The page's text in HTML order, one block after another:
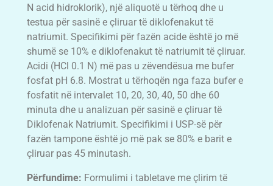
N acid hidroklorik), një aliquotë u tërhoq dhe u
testua për sasinë e çliruar të diklofenakut të
natriumit. Specifikimi për fazën acide është jo më
shumë se 10% e diklofenakut të natriumit të çliruar.
Acidi (HCl 0.1 N) më pas u zëvendësua me bufer
fosfat pH 6.8. Mostrat u tërhoqën nga faza bufer e
fosfatit në intervalet 10, 20, 30, 40, 50 dhe 60
minuta dhe u analizuan për sasinë e çliruar të
Diklofenak Natriumit. Specifikimi i USP-së për
fazën tampone është jo më pak se 80% e barit e
çliruar pas 45 minutash.
Përfundime: Formulimi i tabletave me çlirim të